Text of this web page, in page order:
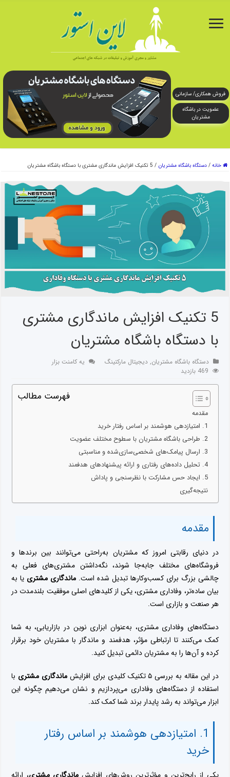
فروش همکاری/ سازمانی
عضویت در باشگاه
مشتریان
خانه / دستگاه باشگاه مشتریان / 5 تکنیک افزایش ماندگاری مشتری با دستگاه باشگاه مشتریان
5 تکنیک افزایش ماندگاری مشتری
با دستگاه باشگاه مشتریان
دستگاه باشگاه مشتریان,دیجیتال مارکتینگ
یه کامنت بزار
469 بازدید
فهرست مطالب
مقدمه
1. امتیازدهی هوشمند بر اساس رفتار خرید
2. طراحی باشگاه مشتریان با سطوح مختلف عضویت
3. ارسال پیامک‌های شخصی‌سازی‌شده و مناسبتی
4. تحلیل داده‌های رفتاری و ارائه پیشنهادهای هدفمند
5. ایجاد حس مشارکت با نظرسنجی و پاداش
نتیجه‌گیری
مقدمه
در دنیای رقابتی امروز که مشتریان به‌راحتی می‌توانند بین برندها و
فروشگاه‌های مختلف جابه‌جا شوند، نگه‌داشتن مشتری‌های فعلی به
چالشی بزرگ برای کسب‌وکارها تبدیل شده است. ماندگاری مشتری یا به
بیان ساده‌تر، وفاداری مشتری، یکی از کلیدهای اصلی موفقیت بلندمدت در
هر صنعت و بازاری است.
دستگاه‌های وفاداری مشتری، به‌عنوان ابزاری نوین در بازاریابی، به شما
کمک می‌کنند تا ارتباطی مؤثر، هدفمند و ماندگار با مشتریان خود برقرار
کرده و آن‌ها را به مشتریان دائمی تبدیل کنید.
در این مقاله به بررسی ۵ تکنیک کلیدی برای افزایش ماندگاری مشتری با
استفاده از دستگاه‌های وفاداری می‌پردازیم و نشان می‌دهیم چگونه این
ابزار می‌تواند به رشد پایدار برند شما کمک کند.
1. امتیازدهی هوشمند بر اساس رفتار
خرید